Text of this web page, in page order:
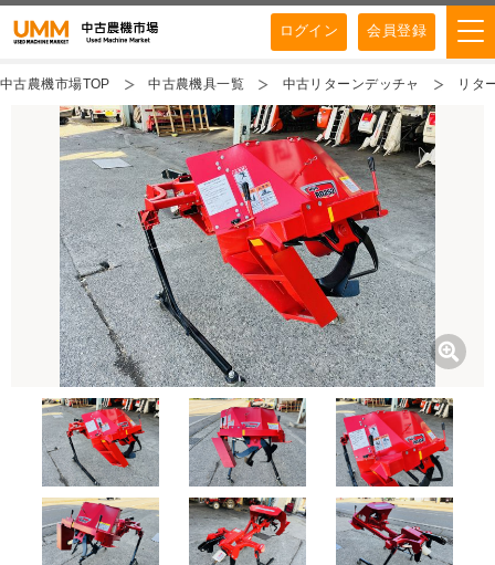
ログイン 会員登録
中古農機市場TOP 中古農機具一覧 中古リターンデッチャ リタ